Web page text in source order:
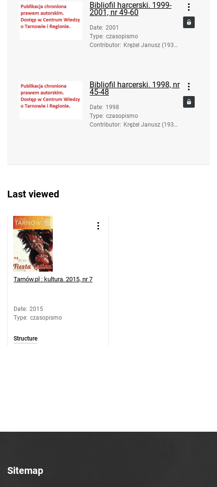
Bibliofil harcerski. 1999-
2001, nr 49-60
Date: 2001
Type: czasopismo
Contributor: Krężel Janusz (1936-
Bibliofil harcerski. 1998, nr
45-48
Date: 1998
Type: czasopismo
Contributor: Krężel Janusz (1936-
Last viewed
Tarnów.pl : kultura. 2015, nr 7
Date: 2015
Type: czasopismo
Structure
Sitemap